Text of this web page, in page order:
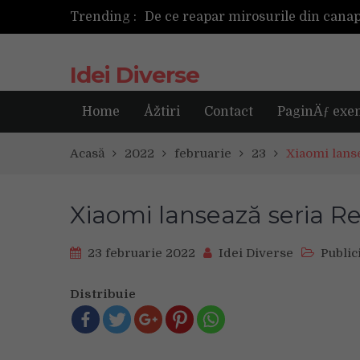
Trending :
Cum ar fi dacă ceasul tău s-ar
Idei Diverse
Home Åžtiri Contact PaginÄƒ
Acasă 2022 februarie 23 Xiaomi
Xiaomi lansează seria
23 februarie 2022 Idei Diverse
Distribuie